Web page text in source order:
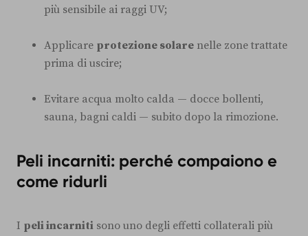
più sensibile ai raggi UV;
Applicare protezione solare nelle zone trattate
prima di uscire;
Evitare acqua molto calda — docce bollenti,
sauna, bagni caldi — subito dopo la rimozione.
Peli incarniti: perché compaiono e
come ridurli
I peli incarniti sono uno degli effetti collaterali più